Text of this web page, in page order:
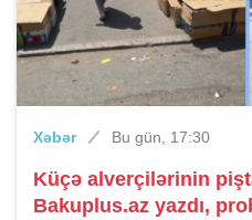
Xəbər Bu gün, 17:30
Küçə alverçilərinin
Bakuplus.az yazdı,